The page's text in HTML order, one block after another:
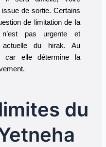
de sortie. Certains
de limitation de la
pas urgente et
actuelle du hirak. Au
car elle détermine la
du